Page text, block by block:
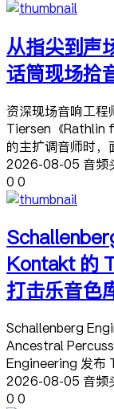
从指尖到声
话筒现场拾
资深现场音响工
Tiersen《Rathlin
的主扩调音师时
2026-08-05 音频
0 0
Kontakt 的
打击乐音色
Schallenberg
Ancestral
Engineering 发
2026-08-05 音频
0 0